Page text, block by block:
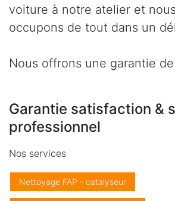
voiture à notre atelier et
occupons de tout dans un
Nous offrons une garantie
Garantie satisfaction &
professionnel
Nos services
Nettoyage FAP - catalyseur